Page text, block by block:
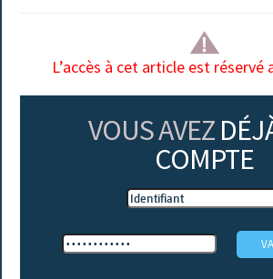
L’accès à cet article est réservé
VOUS AVEZ
COMPTE